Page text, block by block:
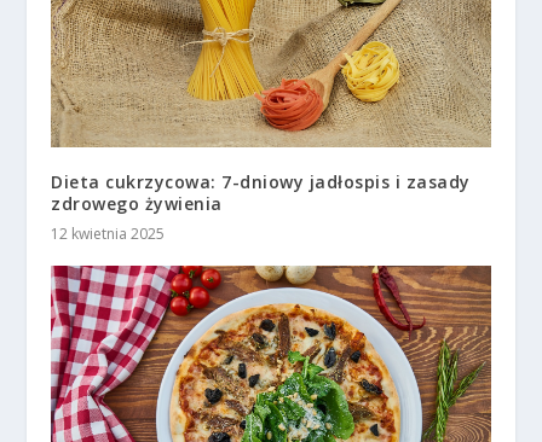
Dieta cukrzycowa: 7-dniowy jadłospis i zasady
zdrowego żywienia
12 kwietnia 2025